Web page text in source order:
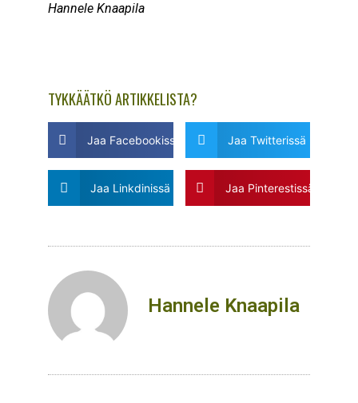
Hannele Knaapila
TYKKÄÄTKÖ ARTIKKELISTA?
Jaa Facebookissa Jaa Twitterissä
Jaa Linkdinissä Jaa Pinterestissä
Hannele Knaapila